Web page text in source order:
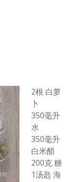
2根 白萝
卜
350毫升
水
350毫升
白米醋
200克 糖
1汤匙 海